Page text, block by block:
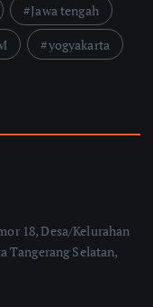
Jawa tengah
yogyakarta
18, Desa/Kelurahan
Tangerang Selatan,